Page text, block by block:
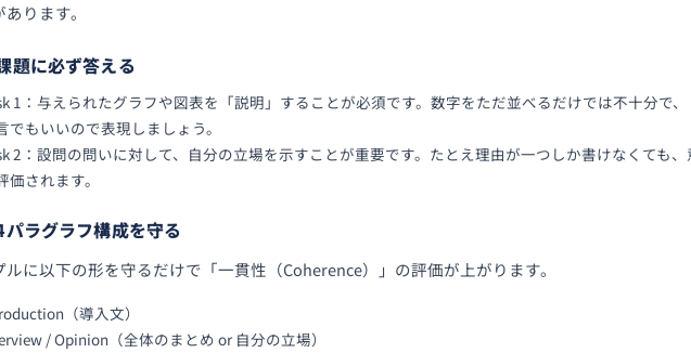
ります。
題に必ず答える
1：与えられたグラフや図表を「説明」することが必須です。数字をただ並べるだけでは不十分で
でもいいので表現しましょう。
2：設問の問いに対して、自分の立場を示すことが重要です。たとえ理由が一つしか書けなくても
価されます。
ラグラフ構成を守る
ルに以下の形を守るだけで「一貫性（Coherence）」の評価が上がります。
（導入文）
/ Opinion（全体のまとめ or 自分の立場）